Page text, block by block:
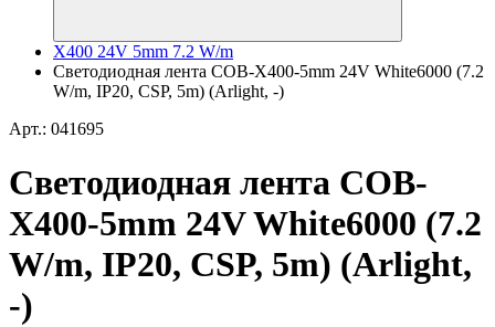
X400 24V 5mm 7.2 W/m
Светодиодная лента COB-X400-5mm 24V White6000 (7.2
W/m, IP20, CSP, 5m) (Arlight, -)
Арт.: 041695
Светодиодная лента COB-
X400-5mm 24V White6000 (7.2
W/m, IP20, CSP, 5m) (Arlight,
-)